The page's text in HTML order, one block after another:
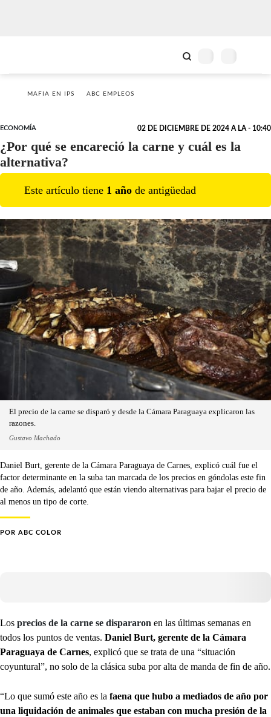
MAFIA EN IPS ABC EMPLEOS
ECONOMÍA 02 DE DICIEMBRE DE 2024 A LA - 10:40
¿Por qué se encareció la carne y cuál es la
alternativa?
Este artículo tiene 1 año de antigüedad
El precio de la carne se disparó y desde la Cámara Paraguaya explicaron las
razones.
Gustavo Machado
Daniel Burt, gerente de la Cámara Paraguaya de Carnes, explicó cuál fue el
factor determinante en la suba tan marcada de los precios en góndolas este fin
de año. Además, adelantó que están viendo alternativas para bajar el precio de
al menos un tipo de corte.
POR ABC COLOR
Los precios de la carne se dispararon en las últimas semanas en
todos los puntos de ventas. Daniel Burt, gerente de la Cámara
Paraguaya de Carnes, explicó que se trata de una “situación
coyuntural”, no solo de la clásica suba por alta de manda de fin de año.
“Lo que sumó este año es la faena que hubo a mediados de año por
una liquidación de animales que estaban con mucha presión de la